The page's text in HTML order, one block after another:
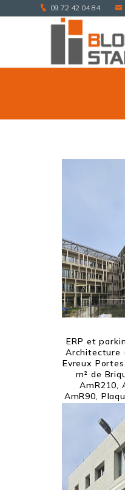
09 72 42 04 84
ERP et
Architecture
Evreux
m² de
AmR210,
AmR90,
à abeilles